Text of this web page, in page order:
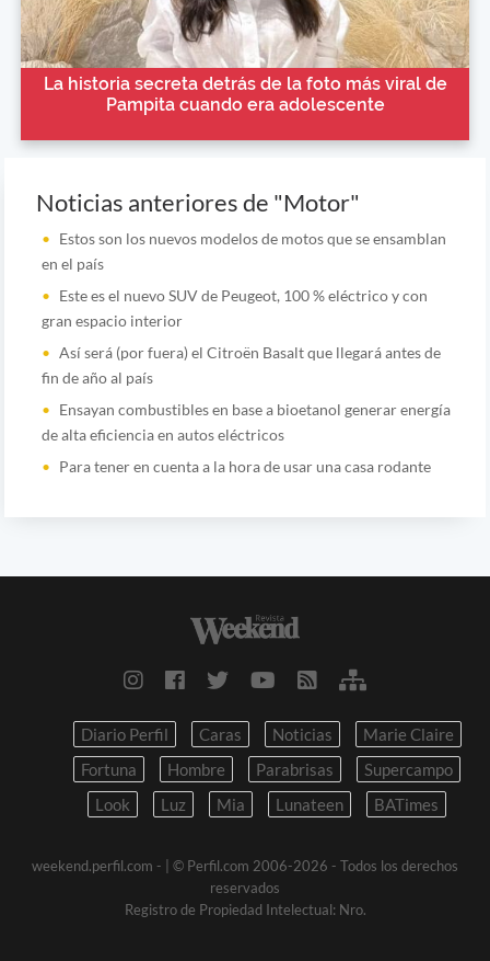
La historia secreta detrás de la foto más viral de
Pampita cuando era adolescente
Noticias anteriores de "Motor"
Estos son los nuevos modelos de motos que se ensamblan
en el país
Este es el nuevo SUV de Peugeot, 100 % eléctrico y con
gran espacio interior
Así será (por fuera) el Citroën Basalt que llegará antes de
fin de año al país
Ensayan combustibles en base a bioetanol generar energía
de alta eficiencia en autos eléctricos
Para tener en cuenta a la hora de usar una casa rodante
Diario Perfil Caras Noticias
Marie Claire
Fortuna
Hombre Parabrisas
Supercampo
Look
Luz Mia Lunateen BATimes
weekend.perfil.com -
| © Perfil.com 2006-2026 - Todos los derechos
reservados
Registro de Propiedad Intelectual: Nro.